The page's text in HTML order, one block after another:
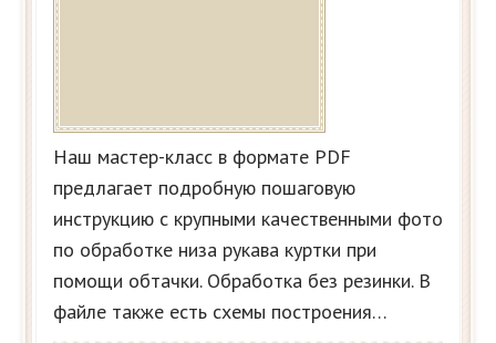
Наш мастер-класс в формате PDF
предлагает подробную пошаговую
инструкцию с крупными качественными фото
по обработке низа рукава куртки при
помощи обтачки. Обработка без резинки. В
файле также есть схемы построения…